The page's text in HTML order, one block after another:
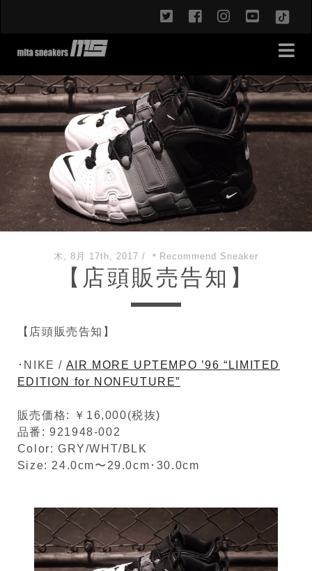
twitterfacebookinstagram
木, 8月 17th, 2017 / ＊Recommend Sneaker
【店頭販売告知】
【店頭販売告知】
･NIKE / AIR MORE UPTEMPO ’96 “LIMITED
EDITION for NONFUTURE”
販売価格: ￥16,000(税抜)
品番: 921948-002
Color: GRY/WHT/BLK
Size: 24.0cm〜29.0cm･30.0cm